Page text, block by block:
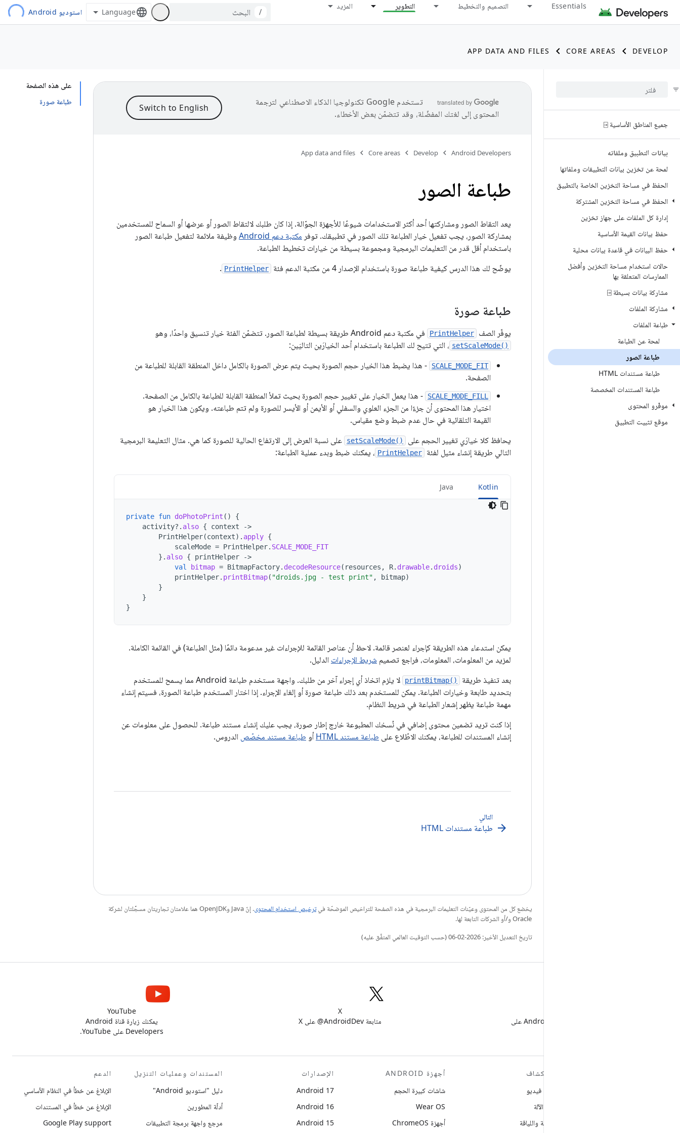
Essentials التصميم والتخطيط التطوير المزيد
/ استوديو Android
DEVELOP
CORE AREAS
APP DATA AND FILES
جميع المناطق الأساسية ⍈
بيانات التطبيق وملفاته
لمحة عن تخزين بيانات التطبيقات وملفاتها
الحفظ في مساحة التخزين الخاصة بالتطبيق
الحفظ في مساحة التخزين المشتركة
إدارة كل الملفات على جهاز تخزين
حفظ بيانات القيمة الأساسية
حفظ البيانات في قاعدة بيانات محلية
حالات استخدام مساحة التخزين وأفضل
الممارسات المتعلقة بها
مشاركة بيانات بسيطة ⍈
مشاركة الملفات
طباعة الملفات
لمحة عن الطباعة
طباعة الصور
طباعة مستندات HTML
طباعة المستندات المخصصة
موفّرو المحتوى
موقع تثبيت التطبيق
على هذه الصفحة
طباعة صورة
تستخدم Google تكنولوجيا الذكاء الاصطناعي لترجمة
المحتوى إلى لغتك المفضّلة، وقد تتضمّن بعض الأخطاء.
Android Developers
Develop
Core areas
App data and files
طباعة الصور
يعد التقاط الصور ومشاركتها أحد أكثر الاستخدامات شيوعًا للأجهزة الجوّالة. إذا كان طلبك لالتقاط الصور أو عرضها أو السماح للمستخدمين
بمشاركة الصور، يجب تفعيل خيار الطباعة تلك الصور في تطبيقك. توفر مكتبة دعم Android
وظيفة ملائمة لتفعيل طباعة الصور
باستخدام أقل قدر من التعليمات البرمجية ومجموعة بسيطة من خيارات تخطيط الطباعة.
يوضّح لك هذا الدرس كيفية طباعة صورة باستخدام الإصدار 4 من مكتبة الدعم فئة
PrintHelper
.
طباعة صورة
يوفّر الصف PrintHelper في مكتبة دعم Android طريقة بسيطة لطباعة الصور. تتضمّن الفئة خيار تنسيق واحدًا، وهو
setScaleMode() ، التي تتيح لك الطباعة باستخدام أحد الخيارَين التاليَين:
SCALE_MODE_FIT
- هذا يضبط هذا الخيار حجم الصورة بحيث يتم عرض الصورة بالكامل داخل المنطقة القابلة للطباعة من
الصفحة.
SCALE_MODE_FILL
- هذا يعمل الخيار على تغيير حجم الصورة بحيث تملأ المنطقة القابلة للطباعة بالكامل من الصفحة.
اختيار هذا المحتوى أن جزءًا من الجزء العلوي والسفلي أو الأيمن أو الأيسر للصورة ولم تتم طباعته. ويكون هذا الخيار هو
القيمة التلقائية في حال عدم ضبط وضع مقياس.
يحافظ كلا خيارَي تغيير الحجم على
setScaleMode()
على نسبة العرض إلى الارتفاع الحالية للصورة كما هي. مثال التعليمة البرمجية
التالي طريقة إنشاء مثيل لفئة
PrintHelper ، يمكنك ضبط وبدء عملية الطباعة:
Kotlin
Java
private fun doPhotoPrint ()
{
activity?. also { context -
PrintHelper(context). apply {
scaleMode = PrintHelper. SCALE_MODE_FIT
}. also { printHelper -
val
bitmap = BitmapFactory. decodeResource( resources , R. drawable. droids)
printHelper. printBitmap( "droids.jpg - test print" , bitmap)
}
}
}
يمكن استدعاء هذه الطريقة كإجراء لعنصر قائمة. لاحظ أن عناصر القائمة للإجراءات غير مدعومة دائمًا (مثل الطباعة) في القائمة الكاملة.
لمزيد من المعلومات، المعلومات، فراجع تصميم شريط الإجراءات الدليل.
بعد تنفيذ طريقة
printBitmap()
لا يلزم اتخاذ أي إجراء آخر من طلبك. واجهة مستخدم طباعة Android مما يسمح للمستخدم
بتحديد طابعة وخيارات الطباعة. يمكن للمستخدم بعد ذلك طباعة صورة أو إلغاء الإجراء. إذا اختار المستخدم طباعة الصورة، فسيتم إنشاء
مهمة طباعة يظهر إشعار الطباعة في شريط النظام.
إذا كنت تريد تضمين محتوى إضافي في نُسخك المطبوعة خارج إطار صورة، يجب عليك إنشاء مستند طباعة. للحصول على معلومات عن
إنشاء المستندات للطباعة، يمكنك الاطّلاع على طباعة مستند HTML أو طباعة مستند مخصّص الدروس.
التالي
طباعة مستندات HTML arrow_forward
يخضع كل من المحتوى وعيّنات التعليمات البرمجية في هذه الصفحة للتراخيص الموضحّة فيترخيص استخدام المحتوى
. إنّ Java وOpenJDK هما علامتان تجاريتان مسجَّلتان لشركة
Oracle و/أو الشركات التابعة لها.
تاريخ التعديل الأخير: 2026-02-06 (حسب التوقيت العالمي المتفَّق عليه)
متابعة مطوّري برامج Android على
X
متابعة AndroidDev@ على X
YouTube
يمكنك زيارة قناة Android
Developers على YouTube.
استكشاف
ألعاب فيديو
تعلُم الآلة
الصحة واللياقة
أجهزة ANDROID
شاشات كبيرة الحجم
Wear OS
أجهزة ChromeOS
الإصدارات
Android 17
Android 16
Android 15
المستندات وعمليات التنزيل
دليل "استوديو Android"
أدلّة المطورين
مرجع واجهة برمجة التطبيقات
الدعم
الإبلاغ عن خطأ في النظام الأساسي
الإبلاغ عن خطأ في المستندات
Google Play support